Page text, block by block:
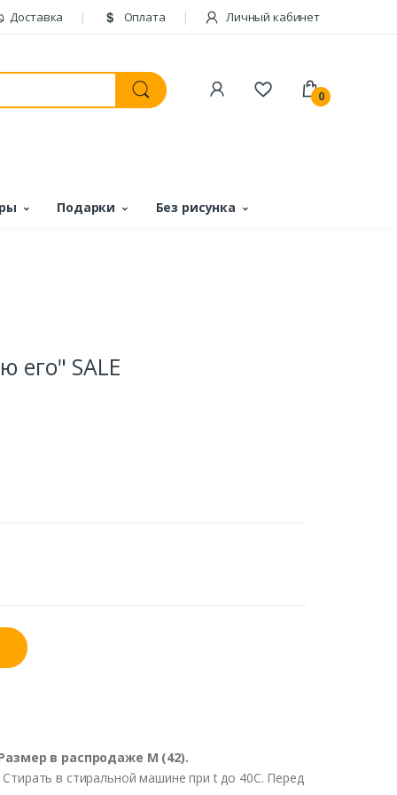
Доставка Оплата Личный кабинет
0
Подарки Без рисунка
его" SALE
в распродаже М (42).
в стиральной машине при t до 40С. Перед